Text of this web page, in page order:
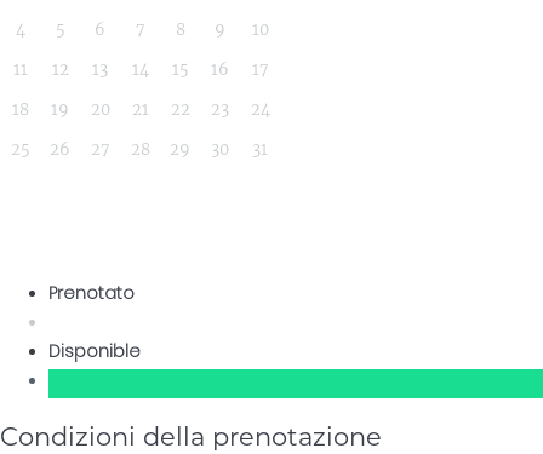
4
5 6 7 8 9
10
11
12 13 14 15 16
17
18
19 20 21 22 23
24
25
26 27 28 29 30 31
Prenotato
Disponible
Condizioni della prenotazione